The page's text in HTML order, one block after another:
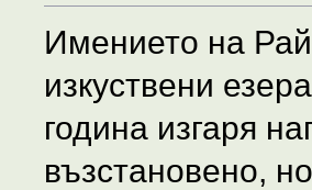
Имението на
изкуствени
година изгаря
възстановено,